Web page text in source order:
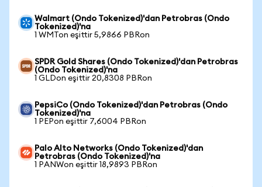
Walmart (Ondo Tokenized)'dan Petrobras (Ondo
Tokenized)'na
1 WMTon eşittir 5,9866 PBRon
SPDR Gold Shares (Ondo Tokenized)'dan Petrobras
(Ondo Tokenized)'na
1 GLDon eşittir 20,8308 PBRon
PepsiCo (Ondo Tokenized)'dan Petrobras (Ondo
Tokenized)'na
1 PEPon eşittir 7,6004 PBRon
Palo Alto Networks (Ondo Tokenized)'dan
Petrobras (Ondo Tokenized)'na
1 PANWon eşittir 18,9893 PBRon